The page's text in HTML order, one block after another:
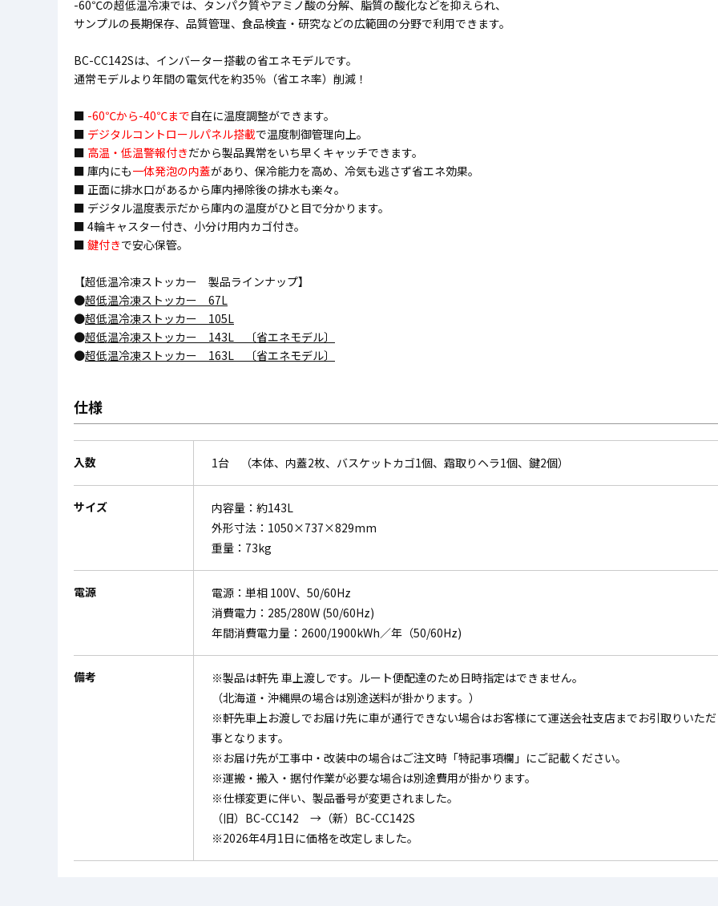
-60℃の超低温冷凍では、タンパク質やアミノ酸の分解、脂質の酸化などを抑えられ、
サンプルの長期保存、品質管理、食品検査・研究などの広範囲の分野で利用できます。
BC-CC142Sは、インバーター搭載の省エネモデルです。
通常モデルより年間の電気代を約35％（省エネ率）削減！
■ -60℃から-40℃まで自在に温度調整ができます。
■ デジタルコントロールパネル搭載で温度制御管理向上。
■ 高温・低温警報付きだから製品異常をいち早くキャッチできます。
■ 庫内にも一体発泡の内蓋があり、保冷能力を高め、冷気も逃さず省エネ効果。
■ 正面に排水口があるから庫内掃除後の排水も楽々。
■ デジタル温度表示だから庫内の温度がひと目で分かります。
■ 4輪キャスター付き、小分け用内カゴ付き。
■ 鍵付きで安心保管。
【超低温冷凍ストッカー 製品ラインナップ】
●超低温冷凍ストッカー 67L
●超低温冷凍ストッカー 105L
●超低温冷凍ストッカー 143L 〔省エネモデル〕
●超低温冷凍ストッカー 163L 〔省エネモデル〕
仕様
入数 1台 （本体、内蓋2枚、バスケットカゴ1個、霜取りヘラ1個、鍵2個）
サイズ
内容量：約143L
外形寸法：1050×737×829mm
重量：73kg
電源
電源：単相 100V、50/60Hz
消費電力：285/280W (50/60Hz)
年間消費電力量：2600/1900kWh／年（50/60Hz)
備考
※製品は軒先 車上渡しです。ルート便配達のため日時指定はできません。
（北海道・沖縄県の場合は別途送料が掛かります。）
※軒先車上お渡しでお届け先に車が通行できない場合はお客様にて運送会社支店までお引取りいた
事となります。
※お届け先が工事中・改装中の場合はご注文時「特記事項欄」にご記載ください。
※運搬・搬入・据付作業が必要な場合は別途費用が掛かります。
※仕様変更に伴い、製品番号が変更されました。
（旧）BC-CC142 →（新）BC-CC142S
※2026年4月1日に価格を改定しました。